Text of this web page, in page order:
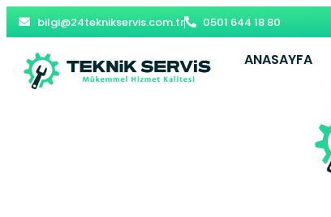
bilgi@24teknikservis.com.tr 0501 644 18 80
ANASAYFA